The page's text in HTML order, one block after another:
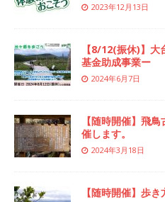
2023年12月13日
【8/12(振休)】
基金助成事業ー
2024年6月7日
【随時開催】飛
催します。
2024年3月18日
【随時開催】歩